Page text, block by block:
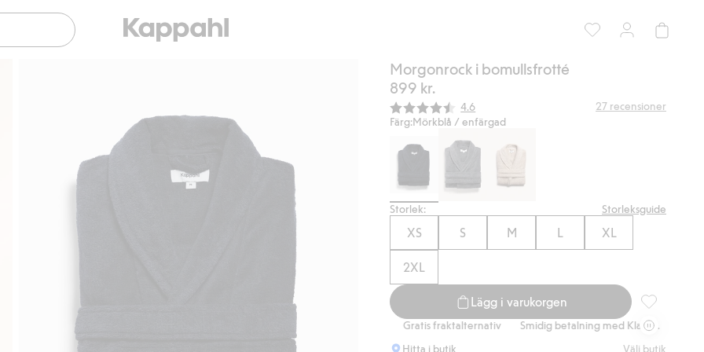
Morgonrock i bomullsfrotté
899 kr.
Snittbetyg:
4.6 27 recensioner
Färg:Mörkblå / enfärgad
Storlek: Storleksguide
XS S M L XL
2XL
Lägg i varukorgen
Gratis fraktalternativ Smidig betalning med Klarna.
Gratis
Hitta i butik
Välj butik